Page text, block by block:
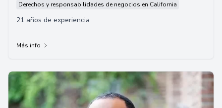
Derechos y responsabilidades de negocios en California
21 años de experiencia
Más info